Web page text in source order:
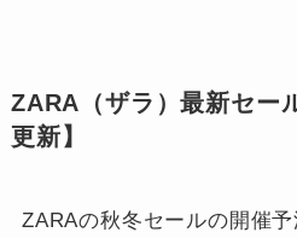
ZARA（ザラ）最新セー
更新】
ZARAの秋冬セールの開催予